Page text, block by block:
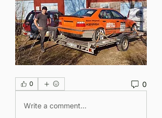
0 0
Write a comment...